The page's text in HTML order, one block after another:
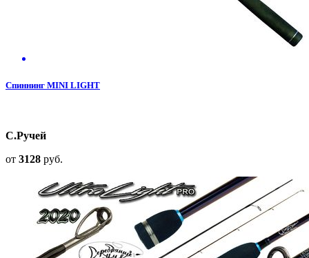
Спиннинг MINI LIGHT
С.Ручей
от 3128 руб.